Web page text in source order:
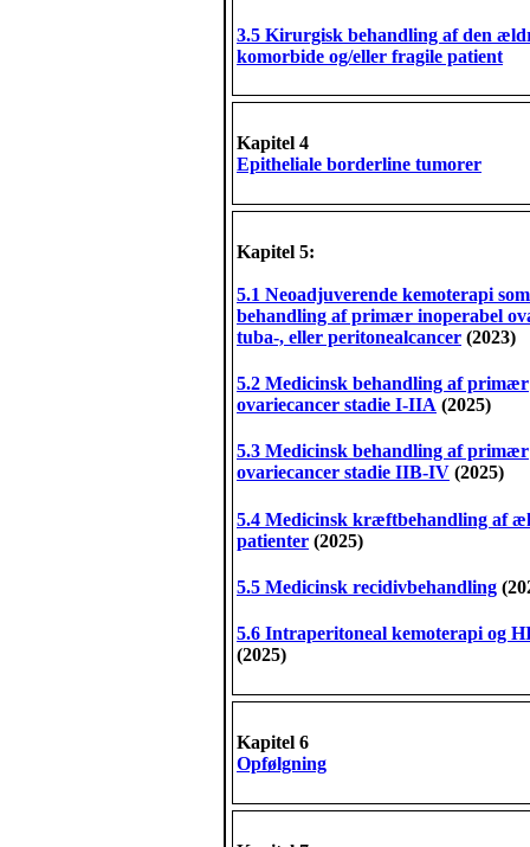
3.5 Kirurgisk behandling af den
komorbide og/eller fragile patient
Kapitel 4
Epitheliale borderline tumorer
Kapitel 5:
5.1 Neoadjuverende kemoterapi
behandling af primær inoperabel
tuba-, eller peritonealcancer (2023)
5.2 Medicinsk behandling af primær
ovariecancer stadie I-IIA (2025)
5.3 Medicinsk behandling af primær
ovariecancer stadie IIB-IV (2025)
5.4 Medicinsk kræftbehandling af
patienter (2025)
5.5 Medicinsk recidivbehandling
5.6 Intraperitoneal kemoterapi og
(2025)
Kapitel 6
Opfølgning